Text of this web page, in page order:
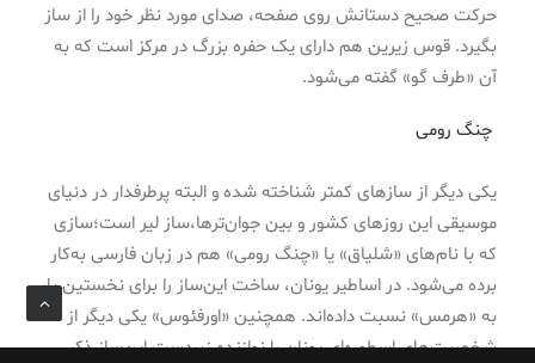
حرکت صحیح دستانش روی صفحه، صدای مورد نظر خود را از ‌ساز
بگیرد. قوس زیرین هم دارای یک حفره بزرگ در مرکز است که به
آن «طرف گو» گفته می‌شود.
چنگ رومی
یکی دیگر از سازهای کمتر شناخته شده و البته پرطرفدار در دنیای
موسیقی این روزهای کشور و بین جوان‌ترها،‌ساز لیر است؛‌سازی‌
که با نام‌های «شلیاق» یا «چنگ رومی» هم در زبان فارسی به‌کار
برده می‌شود. در اساطیر یونان، ساخت این‌ساز را برای نخستین بار
به «هرمس» نسبت داده‌اند. همچنین «اورفئوس» یکی دیگر از
شخصیت‌های اسطوره‌ای یونان را نوازنده زبردست این‌ساز ذکر